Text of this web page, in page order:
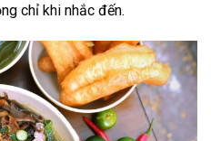
chỉ khi nhắc đến.